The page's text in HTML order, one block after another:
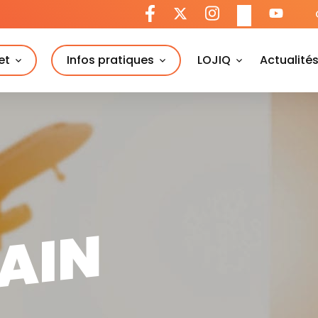
Infos pratiques LOJIQ Actualités